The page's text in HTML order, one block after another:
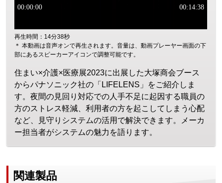
再生時間：14分38秒
＊ 本動画は音声オンで再生されます。音量は、動画プレーヤー画面の下
部にあるスピーカーアイコンで調整可能です。
住まい×介護×医療展2023に出展した大塚商会ブース
からパナソニック社の「LIFELENS」をご紹介しま
す。夜間の見回り対応での人手不足に起因する職員の
方のストレス軽減、利用者の方を起こしてしまう心配
など、見守りシステムの活用で解決できます。メーカ
ー担当者がシステムの魅力を語ります。
関連製品